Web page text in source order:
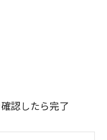
認したら完了